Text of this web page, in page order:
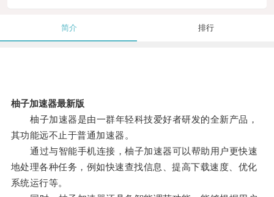
简介 排行
柚子加速器最新版
柚子加速器是由一群年轻科技爱好者研发的全新产品，
其功能远不止于普通加速器。
通过与智能手机连接，柚子加速器可以帮助用户更快速
地处理各种任务，例如快速查找信息、提高下载速度、优化
系统运行等。